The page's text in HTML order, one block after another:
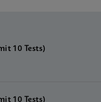
10 Tests)
10 Tests)